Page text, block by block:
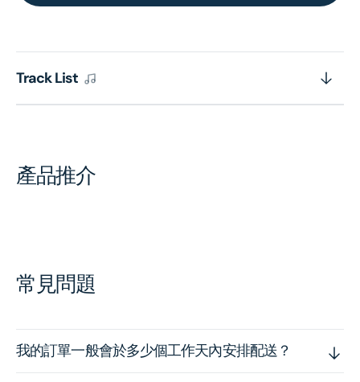
Track List
產品推介
常見問題
我的訂單一般會於多少個工作天內安排配送？